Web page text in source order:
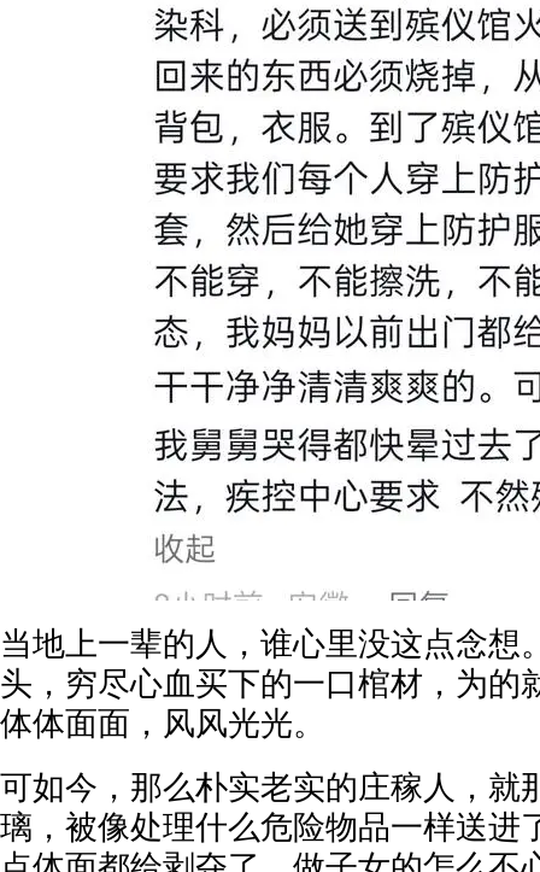
当地上一辈的人，谁心里没这点念想
头，穷尽心血买下的一口棺材，为的
体体面面，风风光光。
可如今，那么朴实老实的庄稼人，就
璃，被像处理什么危险物品一样送进